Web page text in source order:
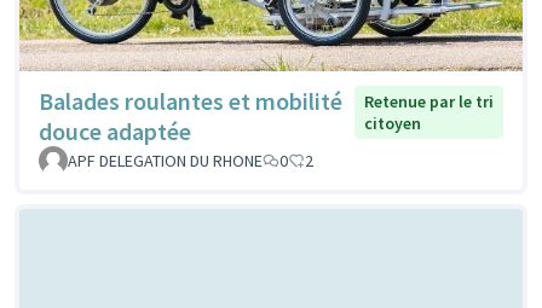
Balades roulantes et mobilité
douce adaptée
Retenue par le tri
citoyen
APF DELEGATION DU RHONE
0 2